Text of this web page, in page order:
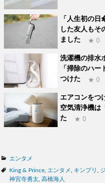
「人生初の
した友人もそ
ました
★ 0
洗濯機の排水
「掃除のハ
つけた
★ 0
エアコンをつ
空気清浄機は
た
★ 0
カ
テ
ゴ
エンタメ
タ
グ
King & Prince エンタメ キンプリ
神宮寺勇太 高橋海人